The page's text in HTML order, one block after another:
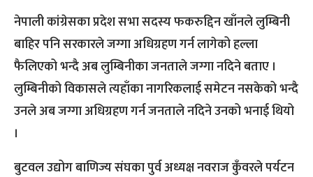
नेपाली कांग्रेसका प्रदेश सभा सदस्य फकरुद्दिन खाँनले लुम्बिनी
बाहिर पनि सरकारले जग्गा अधिग्रहण गर्न लागेको हल्ला
फैलिएको भन्दै अब लुम्बिनीका जनताले जग्गा नदिने बताए ।
लुम्बिनीको विकासले त्यहाँका नागरिकलाई समेटन नसकेको भन्दै
उनले अब जग्गा अधिग्रहण गर्न जनताले नदिने उनको भनाई थियो
।
बुटवल उद्योग बाणिज्य संघका पुर्व अध्यक्ष नवराज कुँवरले पर्यटन